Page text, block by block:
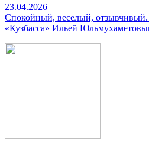
23.04.2026
Спокойный, веселый,
«Кузбасса» Ильей